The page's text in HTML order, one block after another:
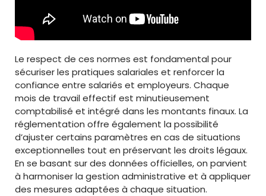
Le respect de ces normes est fondamental pour
sécuriser les pratiques salariales et renforcer la
confiance entre salariés et employeurs. Chaque
mois de travail effectif est minutieusement
comptabilisé et intégré dans les montants finaux. La
réglementation offre également la possibilité
d’ajuster certains paramètres en cas de situations
exceptionnelles tout en préservant les droits légaux.
En se basant sur des données officielles, on parvient
à harmoniser la gestion administrative et à appliquer
des mesures adaptées à chaque situation.